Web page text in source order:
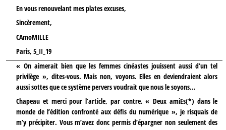
En vous renouvelant mes plates excuses,
Sincèrement,
CAmoMILLE
Paris, 5_II_19
« On aimerait bien que les femmes cinéastes jouissent aussi d’un tel
privilège », dites-vous. Mais non, voyons. Elles en deviendraient alors
aussi sottes que ce système pervers voudrait que nous le soyons…
Chapeau et merci pour l’article, par contre. « Deux amiEs(*) dans le
monde de l’édition confronté aux défis du numérique », je risquais de
m’y précipiter. Vous m’avez donc permis d’épargner non seulement des